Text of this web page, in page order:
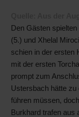
Den Gästen
(5.) und Xhelal
schien in der ersten
mit der ersten
prompt zum
Ustersbach hätte zu
führen müssen,
Burkhard trafen aus